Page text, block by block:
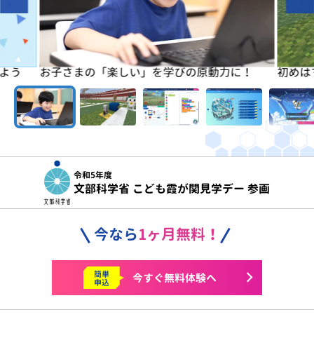
う お子さまの「楽しい」を学びの原動力に！ 初め
令和5年度
文部科学省 こども霞が関見学デー 参画
今なら1ヶ月無料！
簡単
申込 今すぐ無料体験へ